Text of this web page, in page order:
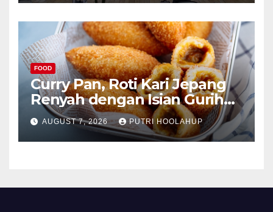
FOOD
Curry Pan, Roti Kari Jepang
Renyah dengan Isian Gurih
Menggoda
AUGUST 7, 2026 PUTRI HOOLAHUP